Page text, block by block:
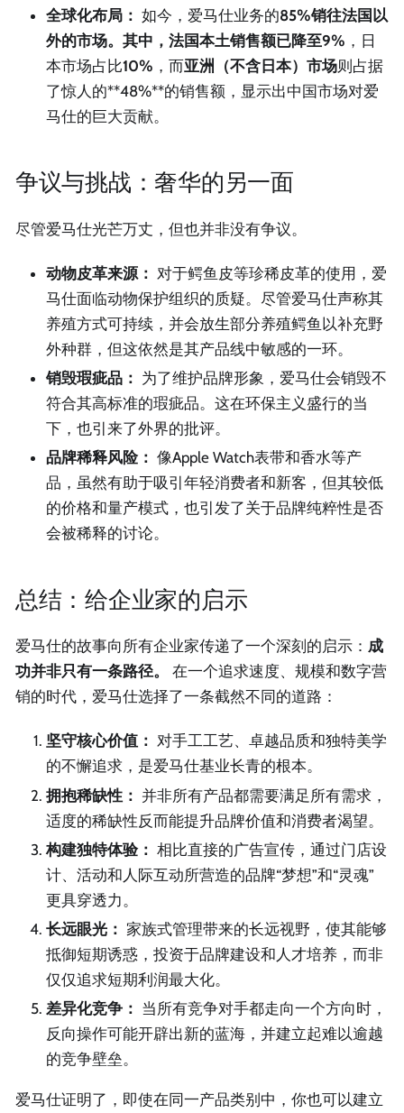
全球化布局： 如今，爱马仕业务的85%销往法国以
外的市场。其中，法国本土销售额已降至9% ，日
本市场占比10% ，而亚洲（不含日本）市场则占据
了惊人的**48%**的销售额，显示出中国市场对爱
马仕的巨大贡献。
争议与挑战：奢华的另一面
尽管爱马仕光芒万丈，但也并非没有争议。
动物皮革来源： 对于鳄鱼皮等珍稀皮革的使用，爱
马仕面临动物保护组织的质疑。尽管爱马仕声称其
养殖方式可持续，并会放生部分养殖鳄鱼以补充野
外种群，但这依然是其产品线中敏感的一环。
销毁瑕疵品： 为了维护品牌形象，爱马仕会销毁不
符合其高标准的瑕疵品。这在环保主义盛行的当
下，也引来了外界的批评。
品牌稀释风险： 像Apple Watch表带和香水等产
品，虽然有助于吸引年轻消费者和新客，但其较低
的价格和量产模式，也引发了关于品牌纯粹性是否
会被稀释的讨论。
总结：给企业家的启示
爱马仕的故事向所有企业家传递了一个深刻的启示： 成
功并非只有一条路径。
在一个追求速度、规模和数字营
销的时代，爱马仕选择了一条截然不同的道路：
坚守核心价值： 对手工工艺、卓越品质和独特美学
的不懈追求，是爱马仕基业长青的根本。
拥抱稀缺性： 并非所有产品都需要满足所有需求，
适度的稀缺性反而能提升品牌价值和消费者渴望。
构建独特体验： 相比直接的广告宣传，通过门店设
计、活动和人际互动所营造的品牌“梦想”和“灵魂”
更具穿透力。
长远眼光： 家族式管理带来的长远视野，使其能够
抵御短期诱惑，投资于品牌建设和人才培养，而非
仅仅追求短期利润最大化。
差异化竞争： 当所有竞争对手都走向一个方向时，
反向操作可能开辟出新的蓝海，并建立起难以逾越
的竞争壁垒。
爱马仕证明了，即使在同一产品类别中，你也可以建立